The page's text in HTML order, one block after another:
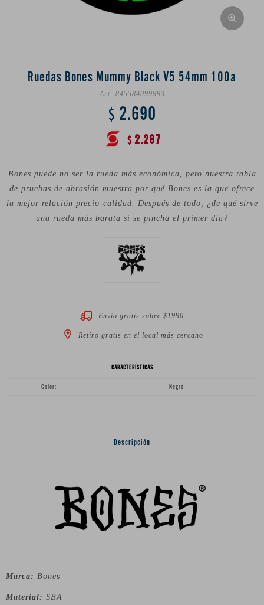
Ruedas Bones Mummy Black V5 54mm 100a
845584099893
$ 2.690
$ 2.287
Bones puede no ser la rueda más económica, pero nuestra tabla
de pruebas de abrasión muestra por qué Bones es la que ofrece
la mejor relación precio-calidad. Después de todo, ¿de qué sirve
una rueda más barata si se pincha el primer día?
Envío gratis sobre $1990
Retiro gratis en el local más cercano
CARACTERÍSTICAS
Color Negro
Descripción
Marca: Bones
Material: SBA